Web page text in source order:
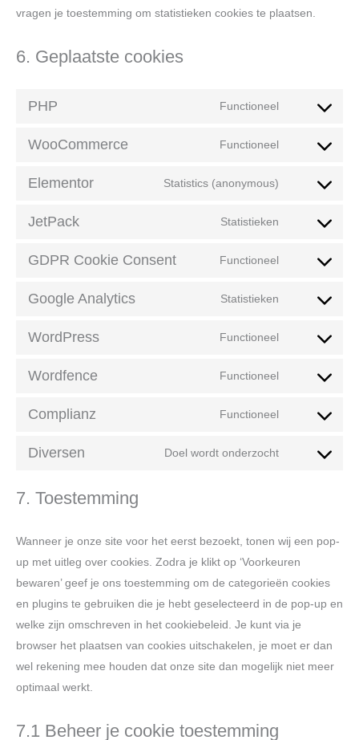
vragen je toestemming om statistieken cookies te plaatsen.
6. Geplaatste cookies
PHP Functioneel
WooCommerce Functioneel
Elementor Statistics (anonymous)
JetPack Statistieken
GDPR Cookie Consent Functioneel
Google Analytics Statistieken
WordPress Functioneel
Wordfence Functioneel
Complianz Functioneel
Diversen Doel wordt onderzocht
7. Toestemming
Wanneer je onze site voor het eerst bezoekt, tonen wij een pop-
up met uitleg over cookies. Zodra je klikt op ‘Voorkeuren
bewaren’ geef je ons toestemming om de categorieën cookies
en plugins te gebruiken die je hebt geselecteerd in de pop-up en
welke zijn omschreven in het cookiebeleid. Je kunt via je
browser het plaatsen van cookies uitschakelen, je moet er dan
wel rekening mee houden dat onze site dan mogelijk niet meer
optimaal werkt.
7.1 Beheer je cookie toestemming